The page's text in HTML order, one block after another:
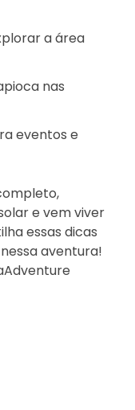
a área
nas
eventos e
e vem viver
essas dicas
aventura!